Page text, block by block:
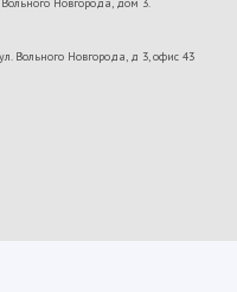
Новгорода, дом 3.
Вольного Новгорода, д 3, офис 43